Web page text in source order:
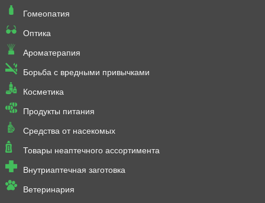
Гомеопатия
Оптика
Ароматерапия
Борьба с вредными привычками
Косметика
Продукты питания
Средства от насекомых
Товары неаптечного ассортимента
Внутриаптечная заготовка
Ветеринария